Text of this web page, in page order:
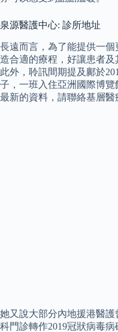
泉源醫護中心: 診所地址
長遠而言，為了能提供一
造合適的療程，好讓患者
此外，聆訊間期提及鄺於
子，一班入住亞洲國際博
最新的資料，請聯絡基層醫
她又說大部分內地援港醫
科門診轉作2019冠狀病毒